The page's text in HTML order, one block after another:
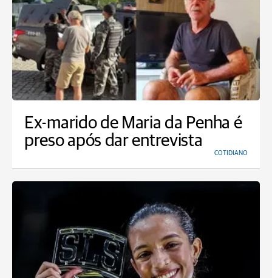
Ex-marido de Maria da Penha é
preso após dar entrevista
COTIDIANO